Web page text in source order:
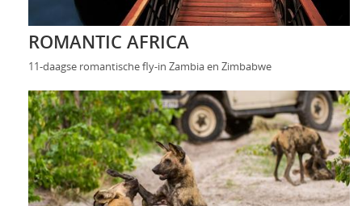
ROMANTIC AFRICA
11-daagse romantische fly-in Zambia en Zimbabwe